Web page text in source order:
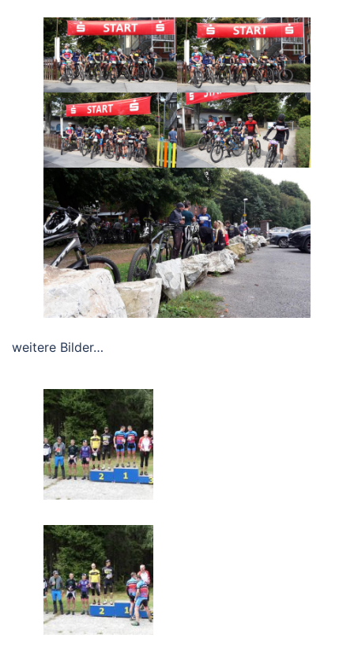
weitere Bilder…